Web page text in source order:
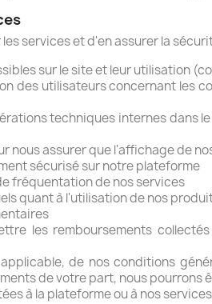
services et d'en assurer la
sur le site et leur utilisation
des utilisateurs concernant les
techniques internes dans
nous assurer que l'affichage de
sécurisé sur notre plateforme
fréquentation de nos services
quant à l'utilisation de nos
les remboursements
de nos conditions
de votre part, nous
à la plateforme ou à nos services